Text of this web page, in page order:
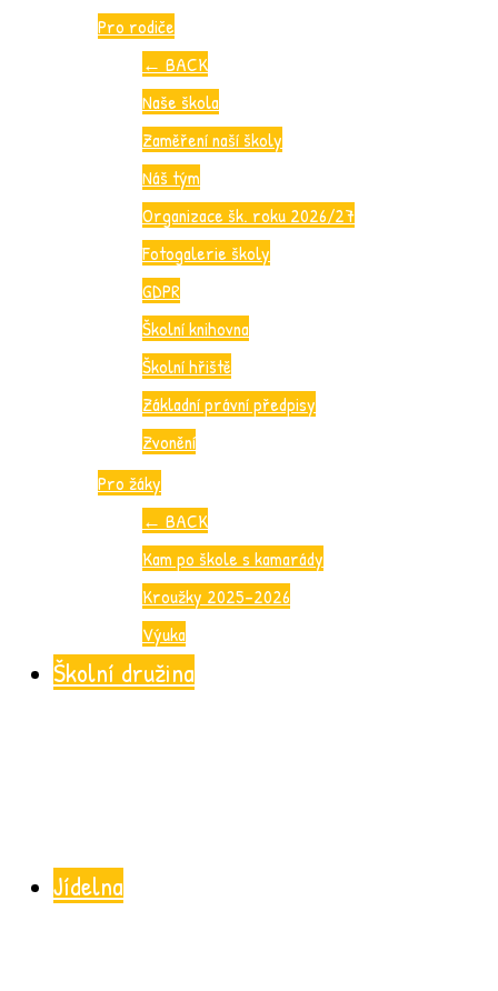
Pro rodiče
← BACK
Naše škola
Zaměření naší školy
Náš tým
Organizace šk. roku 2026/27
Fotogalerie školy
GDPR
Školní knihovna
Školní hřiště
Základní právní předpisy
Zvonění
Pro žáky
← BACK
Kam po škole s kamarády
Kroužky 2025-2026
Výuka
Školní družina
Jídelna